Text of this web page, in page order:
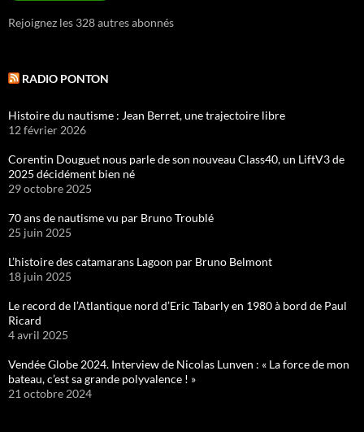
Rejoignez les 328 autres abonnés
RADIO PONTON
Histoire du nautisme : Jean Berret, une trajectoire libre
12 février 2026
Corentin Douguet nous parle de son nouveau Class40, un LiftV3 de
2025 décidément bien né
29 octobre 2025
70 ans de nautisme vu par Bruno Troublé
25 juin 2025
L’histoire des catamarans Lagoon par Bruno Belmont
18 juin 2025
Le record de l’Atlantique nord d’Eric Tabarly en 1980 à bord de Paul
Ricard
4 avril 2025
Vendée Globe 2024. Interview de Nicolas Lunven : « La force de mon
bateau, c’est sa grande polyvalence ! »
21 octobre 2024